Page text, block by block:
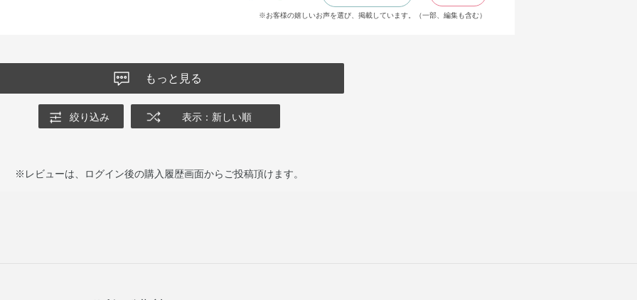
※お客様の嬉しいお声を選び、掲載しています。（一部、編集も含む）
もっと見る
絞り込み 表示：新しい順
※レビューは、ログイン後の購入履歴画面からご投稿頂けます。